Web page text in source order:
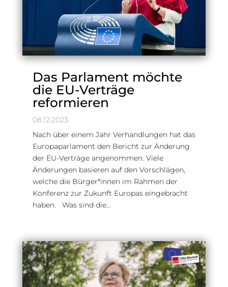
Das Parlament möchte
die EU-Verträge
reformieren
08.12.2023
Nach über einem Jahr Verhandlungen hat das
Europaparlament den Bericht zur Änderung
der EU-Verträge angenommen. Viele
Änderungen basieren auf den Vorschlägen,
welche die Bürger*innen im Rahmen der
Konferenz zur Zukunft Europas eingebracht
haben. Was sind die...